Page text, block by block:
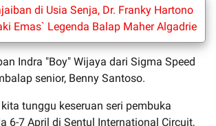
di Usia Senja, Dr. Franky Hartono
Emas` Legenda Balap Maher Algadrie
Indra "Boy" Wijaya dari Sigma Speed
senior, Benny Santoso.
tunggu keseruan seri pembuka
6-7 April di Sentul International Circuit,